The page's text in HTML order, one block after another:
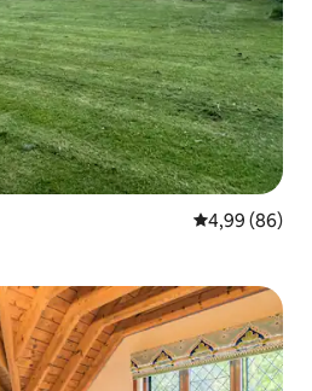
4,99 de uma
4,99 (86)